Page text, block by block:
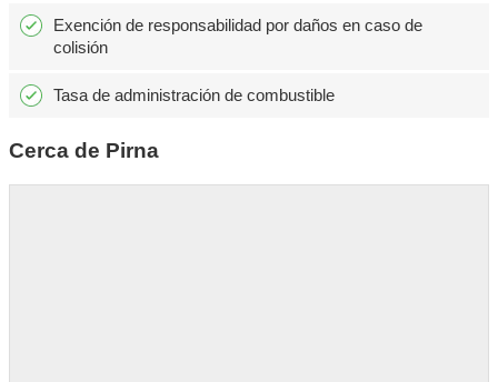
Exención de responsabilidad por daños en caso de
colisión
Tasa de administración de combustible
Cerca de Pirna